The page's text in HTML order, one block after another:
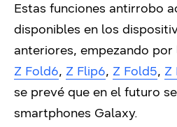
Estas funciones antirrobo
disponibles en los
anteriores, empezando por
Z Fold6, Z Flip6, Z Fold5, Z
se prevé que en el futuro
smartphones Galaxy.